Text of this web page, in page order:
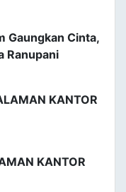
Gaungkan Cinta,
Ranupani
KANTOR
KANTOR